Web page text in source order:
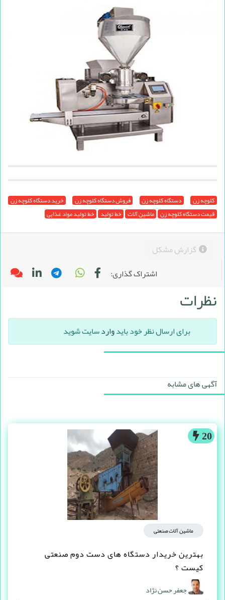
کلوچه زن دستگاه کلوچه زن فروش دستگاه کلوچه زن
خرید دستگاه کلوچه زن
قیمت دستگاه کلوچه زن ماشین آلات خط تولید خط تولید مواد غذایی
گزارش مشکل
اشتراک گذاری:
نظرات
برای ارسال نظر خود بایدواردسایت شوید
آگهی های مشابه
20
ماشین آلات صنعتی
بهترین خریدار دستگاه های دست دوم صنعتی
کیست ؟
جعفر حسن نژاد